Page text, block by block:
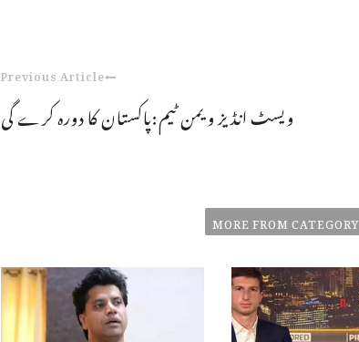
Previous Article
ویسٹ انڈیز ویمن ٹیم:پاکستان کا دورہ کرے گی
MORE FROM CATEGORY